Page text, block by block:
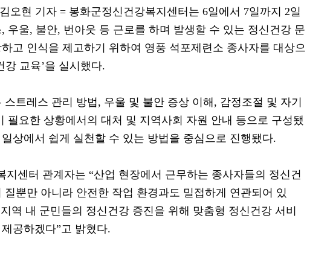
오현 기자 = 봉화군정신건강복지센터는 6일에서 7일까지 2일
우울, 불안, 번아웃 등 근로를 하며 발생할 수 있는 정신건강 문
고 인식을 제고하기 위하여 영풍 석포제련소 종사자를 대상으
강 교육’을 실시했다.
스트레스 관리 방법, 우울 및 불안 증상 이해, 감정조절 및 자기
필요한 상황에서의 대처 및 지역사회 자원 안내 등으로 구성됐
상에서 쉽게 실천할 수 있는 방법을 중심으로 진행됐다.
지센터 관계자는 “산업 현장에서 근무하는 종사자들의 정신건
질뿐만 아니라 안전한 작업 환경과도 밀접하게 연관되어 있
역 내 군민들의 정신건강 증진을 위해 맞춤형 정신건강 서비
공하겠다”고 밝혔다.